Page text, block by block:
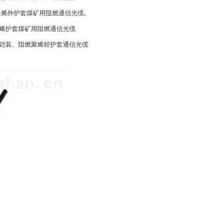
外护套煤矿用阻燃通信光缆。
护套煤矿用阻燃通信光缆
装、阻燃聚烯烃护套通信光缆